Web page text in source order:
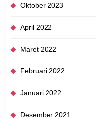
Oktober 2023
April 2022
Maret 2022
Februari 2022
Januari 2022
Desember 2021